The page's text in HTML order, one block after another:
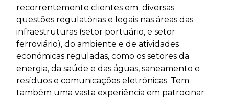
recorrentemente clientes em diversas
questões regulatórias e legais nas áreas das
infraestruturas (setor portuário, e setor
ferroviário), do ambiente e de atividades
económicas reguladas, como os setores da
energia, da saúde e das águas, saneamento e
resíduos e comunicações eletrónicas. Tem
também uma vasta experiência em patrocinar